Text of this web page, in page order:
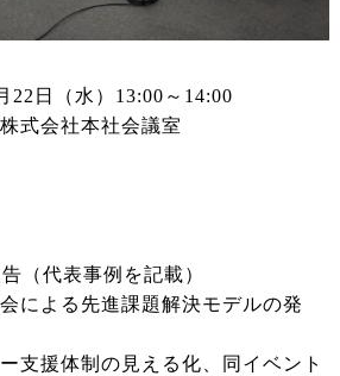
22日（水）13:00～14:00
式会社本社会議室
（代表事例を記載）
よる先進課題解決モデルの発
援体制の見える化、同イベント